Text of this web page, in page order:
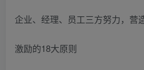
企业、经理、员工三方努力，营
激励的18大原则